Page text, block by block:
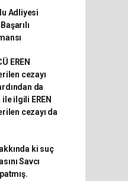
Adliyesi
EREN
cezayı
da
ilgili EREN
cezayı da
ki suç
Savcı